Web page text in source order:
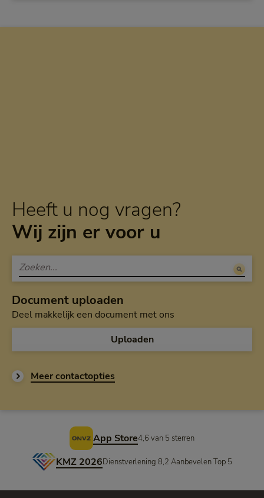
Heeft u nog vragen?
Wij zijn er voor u
Document uploaden
Deel makkelijk een document met ons
Uploaden
Meer contactopties
App Store4,6 van 5 sterren
KMZ 2026Dienstverlening 8,2 Aanbevelen Top 5